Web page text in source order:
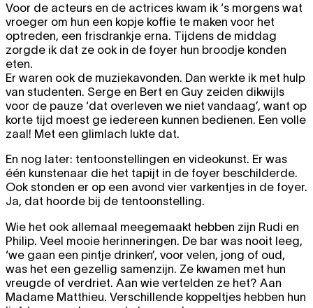
Voor de acteurs en de actrices kwam ik ‘s morgens wat
vroeger om hun een kopje koffie te maken voor het
optreden, een frisdrankje erna. Tijdens de middag
zorgde ik dat ze ook in de foyer hun broodje konden
eten.
Er waren ook de muziekavonden. Dan werkte ik met hulp
van studenten. Serge en Bert en Guy zeiden dikwijls
voor de pauze ‘dat overleven we niet vandaag’, want op
korte tijd moest ge iedereen kunnen bedienen. Een volle
zaal! Met een glimlach lukte dat.
En nog later: tentoonstellingen en videokunst. Er was
één kunstenaar die het tapijt in de foyer beschilderde.
Ook stonden er op een avond vier varkentjes in de foyer.
Ja, dat hoorde bij de tentoonstelling.
Wie het ook allemaal meegemaakt hebben zijn Rudi en
Philip. Veel mooie herinneringen. De bar was nooit leeg,
‘we gaan een pintje drinken’, voor velen, jong of oud,
was het een gezellig samenzijn. Ze kwamen met hun
vreugde of verdriet. Aan wie vertelden ze het? Aan
Madame Matthieu. Verschillende koppeltjes hebben hun